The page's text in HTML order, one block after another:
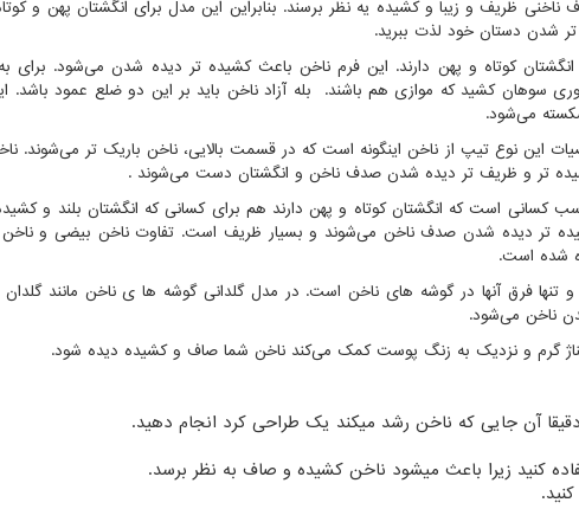
ظریف و زیبا و کشیده یه نظر برسند. بنابراین این مدل برای انگشتان پهن و
تر شدن دستان خود لذت ببرید.
کوتاه و پهن دارند. این فرم ناخن باعث کشیده تر دیده شدن می‌شود. برای
سوهان کشید که موازی هم باشند. بله آزاد ناخن باید بر این دو ضلع عمود باشد.
می‌شود.
این نوع تیپ از ناخن اینگونه است که در قسمت بالایی، ناخن باریک تر می‌شوند.
تر و ظریف تر دیده شدن صدف ناخن و انگشتان دست می‌شوند .
است که انگشتان کوتاه و پهن دارند هم برای کسانی که انگشتان بلند و کشیده
تر دیده شدن صدف ناخن می‌شوند و بسیار ظریف است. تفاوت ناخن بیضی و ناخن
شده است.
فرق آنها در گوشه های ناخن است. در مدل گلدانی گوشه ها ی ناخن مانند
ناخن می‌شود.
گرم و نزدیک به زنگ پوست کمک می‌کند ناخن شما صاف و کشیده دیده شود.
آن جایی که ناخن رشد میکند یک طراحی کرد انجام دهید.
کنید زیرا باعث میشود ناخن کشیده و صاف به نظر برسد‌.